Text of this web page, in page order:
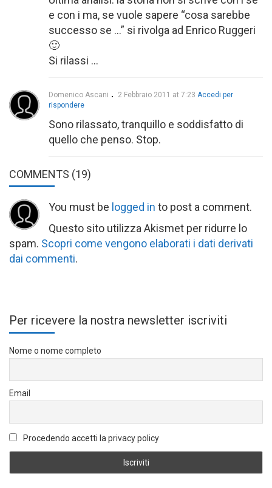
e con i ma, se vuole sapere “cosa sarebbe
successo se …” si rivolga ad Enrico Ruggeri
🙂
Si rilassi …
Domenico Ascani 2 Febbraio 2011 at 7:23 Accedi per
rispondere
Sono rilassato, tranquillo e soddisfatto di
quello che penso. Stop.
COMMENTS (19)
You must be logged in to post a comment.
Questo sito utilizza Akismet per ridurre lo
spam. Scopri come vengono elaborati i dati derivati
dai commenti.
Per ricevere la nostra newsletter iscriviti
Nome o nome completo
Email
Procedendo accetti la privacy policy